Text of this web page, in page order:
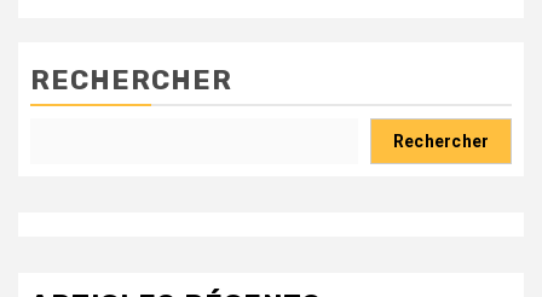
RECHERCHER
Rechercher